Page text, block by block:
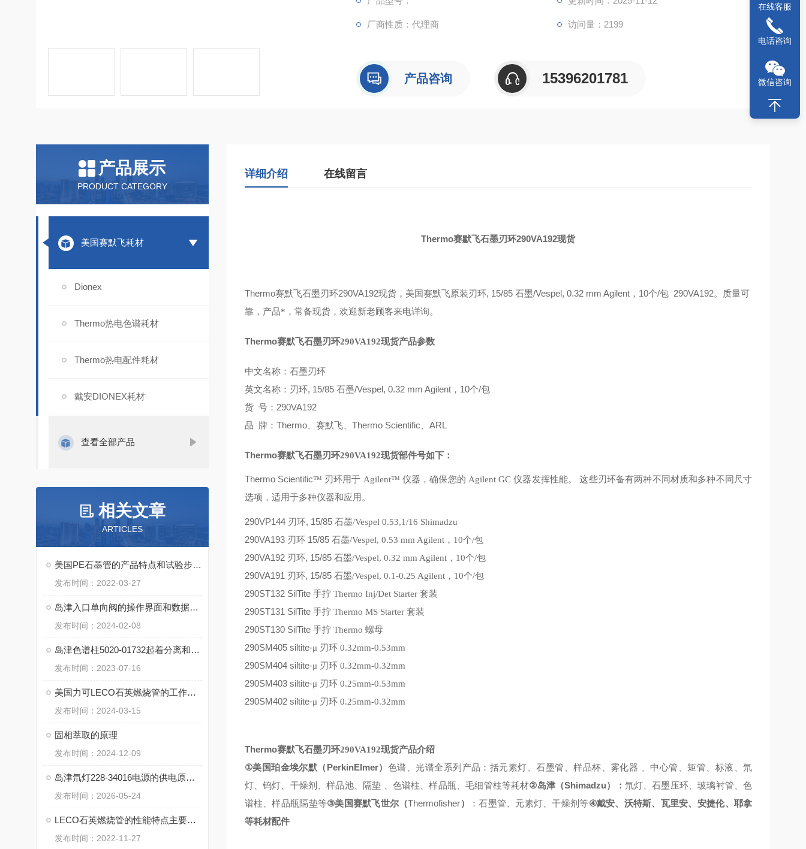
厂商性质：代理商 访问量：2199
产品咨询 15396201781
产品展示
PRODUCT CATEGORY
美国赛默飞耗材
Dionex
Thermo热电色谱耗材
Thermo热电配件耗材
戴安DIONEX耗材
查看全部产品
相关文章
ARTICLES
美国PE石墨管的产品特点和试验步骤说明
发布时间：2022-03-27
岛津入口单向阀的操作界面和数据监测功能
发布时间：2024-02-08
岛津色谱柱5020-01732起着分离和纯化样品成分的重要作用
发布时间：2023-07-16
美国力可LECO石英燃烧管的工作原理和技术特点
发布时间：2024-03-15
固相萃取的原理
发布时间：2024-12-09
岛津氘灯228-34016电源的供电原理与恒流/恒功率模式对灯寿命的影响
发布时间：2026-05-24
LECO石英燃烧管的性能特点主要有哪些？
发布时间：2022-11-27
详细介绍 在线留言
Thermo赛默飞石墨刃环290VA192现货
Thermo赛默飞石墨刃环290VA192现货，美国赛默飞原装刃环, 15/85 石墨/Vespel, 0.32 mm Agilent， 10个/包 290VA192。
质量可
靠，产品*，常备现货，欢迎新老顾客来电详询。
Thermo赛默飞石墨刃环290VA192现货产品参数
中文名称：石墨刃环
英文名称：刃环, 15/85 石墨/Vespel, 0.32 mm Agilent，10个/包
货号：290VA192
品 牌： Thermo、赛默飞、 Thermo Scientific ARL
Thermo赛默飞石墨刃环290VA192现货部件号如下：
Thermo Scientific™ 刃环用于 Agilent™ 仪器，确保您的 Agilent GC仪器发挥性能。 这些刃环备有两种不同材质和多种不同尺寸
选项，适用于多种仪器和应用。
290VP144 刃环, 15/85 石墨/Vespel 0.53,1/16 Shimadzu
290VA193 刃环15/85 石墨/Vespel, 0.53 mm Agilent， 10个/包
290VA192 刃环, 15/85 石墨/Vespel, 0.32 mm Agilent， 10个/包
290VA191 刃环, 15/85 石墨/Vespel, 0.1-0.25 Agilent， 10个/包
290ST132 SilTite 手拧 Thermo Inj/Det Starter 套装
290ST131 SilTite 手拧 Thermo MS Starter 套装
290ST130 SilTite 手拧 Thermo 螺母
290SM405 siltite-μ 刃环 0.32mm-0.53mm
290SM404 siltite-μ 刃环 0.32mm-0.32mm
290SM403 siltite-μ 刃环 0.25mm-0.53mm
290SM402 siltite-μ 刃环 0.25mm-0.32mm
Thermo赛默飞石墨刃环290VA192现货产品介绍
①美国珀金埃尔默（PerkinElmer） 色谱、光谱全系列产品：括元素灯、石墨管、样品杯、雾化器
、中心管、矩管、标液、氘
灯、钨灯、干燥剂、样品池、隔垫
、色谱柱、样品瓶、毛细管柱等耗材②岛津（Shimadzu）： 氘灯、石墨压环、玻璃衬管、色
谱柱、样品瓶隔垫等③美国赛默飞世尔（Thermofisher） ：石墨管、元素灯、干燥剂等④戴安、沃特斯、瓦里安、安捷伦、耶拿
等耗材配件
在线客服
电话咨询
微信咨询